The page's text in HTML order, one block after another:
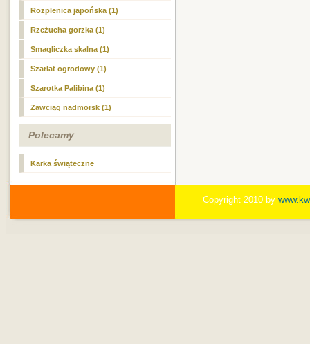
Rozplenica japońska (1)
Rzeżucha gorzka (1)
Smagliczka skalna (1)
Szarłat ogrodowy (1)
Szarotka Palibina (1)
Zawciąg nadmorsk (1)
Polecamy
Karka świąteczne
Copyright 2010 by